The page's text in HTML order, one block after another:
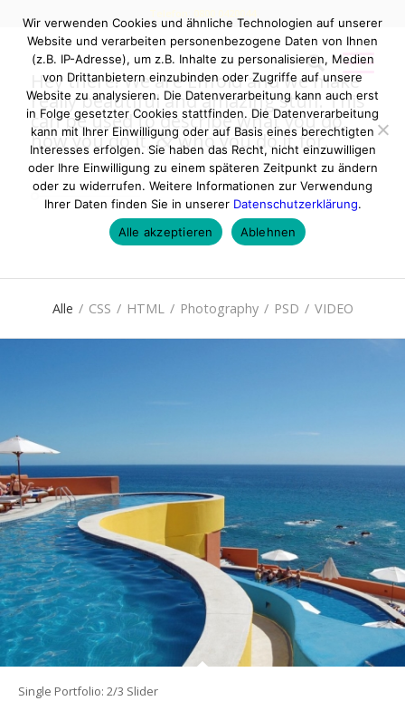
Hey there! We are Enfold and we make
really beautiful and amazing stuff. This
can be used to describe what you do,
how you do it,&who you do it for.
Alle / CSS / HTML / Photography / PSD / VIDEO
Single Portfolio: 2/3 Slider
Wir verwenden Cookies und ähnliche Technologien auf unserer
Website und verarbeiten personenbezogene Daten von Ihnen
(z.B. IP-Adresse), um z.B. Inhalte zu personalisieren, Medien
von Drittanbietern einzubinden oder Zugriffe auf unsere
Website zu analysieren. Die Datenverarbeitung kann auch erst
in Folge gesetzter Cookies stattfinden. Die Datenverarbeitung
kann mit Ihrer Einwilligung oder auf Basis eines berechtigten
Interesses erfolgen. Sie haben das Recht, nicht einzuwilligen
oder Ihre Einwilligung zu einem späteren Zeitpunkt zu ändern
oder zu widerrufen. Weitere Informationen zur Verwendung
Ihrer Daten finden Sie in unserer Datenschutzerklärung.
Alle akzeptieren
Ablehnen